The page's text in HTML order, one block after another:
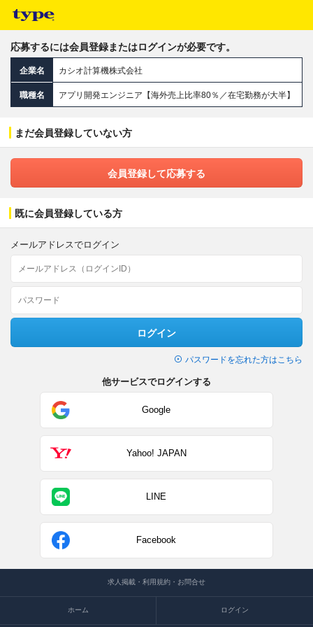
応募するには会員登録またはログインが必要です。
企業名 カシオ計算機株式会社
職種名 アプリ開発エンジニア【海外売上比率80％／在宅勤務が大半】
まだ会員登録していない方
会員登録して応募する
既に会員登録している方
メールアドレスでログイン
ログイン
パスワードを忘れた方はこちら
他サービスでログインする
Google
Yahoo! JAPAN
LINE
Facebook
求人掲載・利用規約・お問合せ
ホーム ログイン